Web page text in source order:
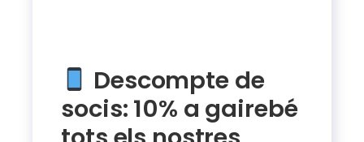
Descompte de
socis: 10% a gairebé